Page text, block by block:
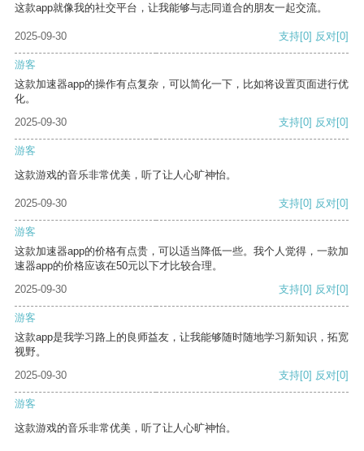
这款app就像我的社交平台，让我能够与志同道合的朋友一起交流。
2025-09-30 支持[0] 反对[0]
游客
这款加速器app的操作有点复杂，可以简化一下，比如将设置页面进行优
化。
2025-09-30
支持[0] 反对[0]
游客
这款游戏的音乐非常优美，听了让人心旷神怡。
2025-09-30 支持[0] 反对[0]
游客
这款加速器app的价格有点贵，可以适当降低一些。我个人觉得，一款加
速器app的价格应该在50元以下才比较合理。
2025-09-30
支持[0] 反对[0]
游客
这款app是我学习路上的良师益友，让我能够随时随地学习新知识，拓宽
视野。
2025-09-30
支持[0] 反对[0]
游客
这款游戏的音乐非常优美，听了让人心旷神怡。